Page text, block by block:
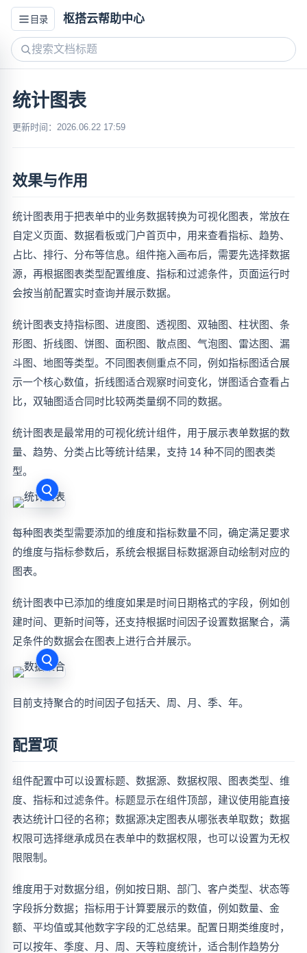
目录 枢搭云帮助中心
统计图表
更新时间：2026.06.22 17:59
效果与作用
统计图表用于把表单中的业务数据转换为可视化图表，常放在
自定义页面、数据看板或门户首页中，用来查看指标、趋势、
占比、排行、分布等信息。组件拖入画布后，需要先选择数据
源，再根据图表类型配置维度、指标和过滤条件，页面运行时
会按当前配置实时查询并展示数据。
统计图表支持指标图、进度图、透视图、双轴图、柱状图、条
形图、折线图、饼图、面积图、散点图、气泡图、雷达图、漏
斗图、地图等类型。不同图表侧重点不同，例如指标图适合展
示一个核心数值，折线图适合观察时间变化，饼图适合查看占
比，双轴图适合同时比较两类量纲不同的数据。
统计图表是最常用的可视化统计组件，用于展示表单数据的数
量、趋势、分类占比等统计结果，支持 14 种不同的图表类
型。
每种图表类型需要添加的维度和指标数量不同，确定满足要求
的维度与指标参数后，系统会根据目标数据源自动绘制对应的
图表。
统计图表中已添加的维度如果是时间日期格式的字段，例如创
建时间、更新时间等，还支持根据时间因子设置数据聚合，满
足条件的数据会在图表上进行合并展示。
目前支持聚合的时间因子包括天、周、月、季、年。
配置项
组件配置中可以设置标题、数据源、数据权限、图表类型、维
度、指标和过滤条件。标题显示在组件顶部，建议使用能直接
表达统计口径的名称；数据源决定图表从哪张表单取数；数据
权限可选择继承成员在表单中的数据权限，也可以设置为无权
限限制。
维度用于对数据分组，例如按日期、部门、客户类型、状态等
字段拆分数据；指标用于计算要展示的数值，例如数量、金
额、平均值或其他数字字段的汇总结果。配置日期类维度时，
可以按年、季度、月、周、天等粒度统计，适合制作趋势分